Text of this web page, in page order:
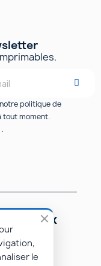
politique de
tout moment.
réseaux
le